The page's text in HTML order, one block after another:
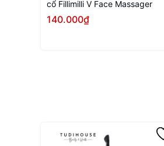
cổ Fillimilli V Face Massager
140.000₫